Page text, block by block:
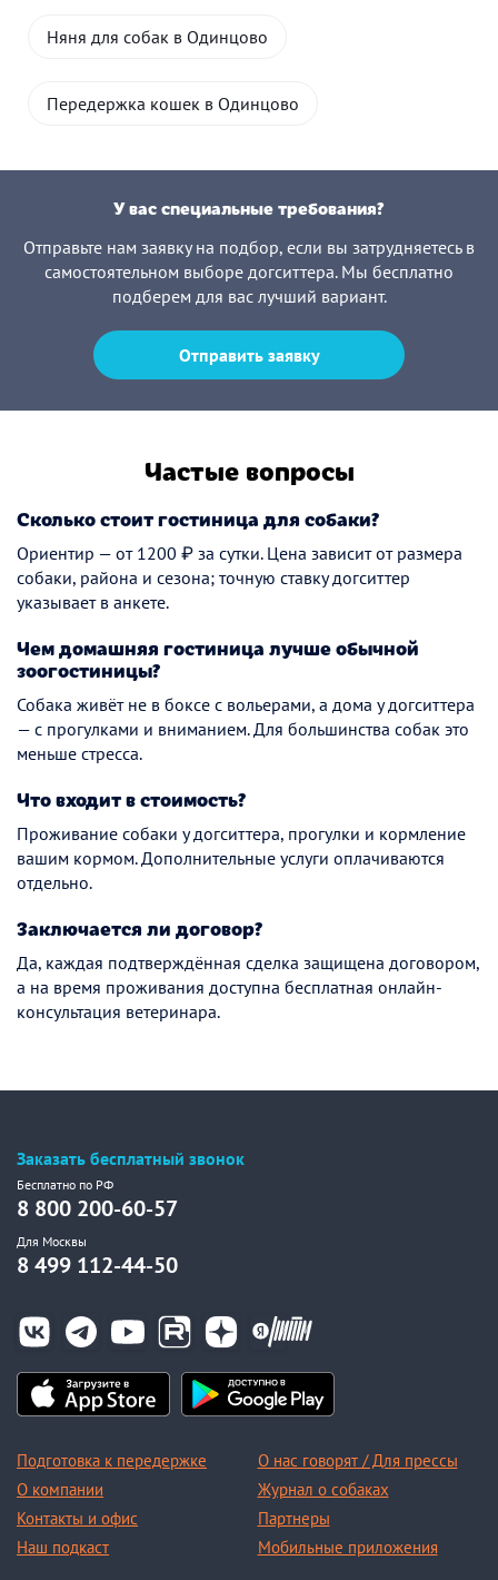
Няня для собак в Одинцово
Передержка кошек в Одинцово
У вас специальные требования?
Отправьте нам заявку на подбор, если вы затрудняетесь в
самостоятельном выборе догситтера. Мы бесплатно
подберем для вас лучший вариант.
Отправить заявку
Частые вопросы
Сколько стоит гостиница для собаки?
Ориентир — от 1200 ₽ за сутки. Цена зависит от размера
собаки, района и сезона; точную ставку догситтер
указывает в анкете.
Чем домашняя гостиница лучше обычной
зоогостиницы?
Собака живёт не в боксе с вольерами, а дома у догситтера
— с прогулками и вниманием. Для большинства собак это
меньше стресса.
Что входит в стоимость?
Проживание собаки у догситтера, прогулки и кормление
вашим кормом. Дополнительные услуги оплачиваются
отдельно.
Заключается ли договор?
Да, каждая подтверждённая сделка защищена договором,
а на время проживания доступна бесплатная онлайн-
консультация ветеринара.
Заказать бесплатный звонок
Бесплатно по РФ
8 800 200-60-57
Для Москвы
8 499 112-44-50
Подготовка к передержке
О компании
Контакты и офис
Наш подкаст
О нас говорят / Для прессы
Журнал о собаках
Партнеры
Мобильные приложения